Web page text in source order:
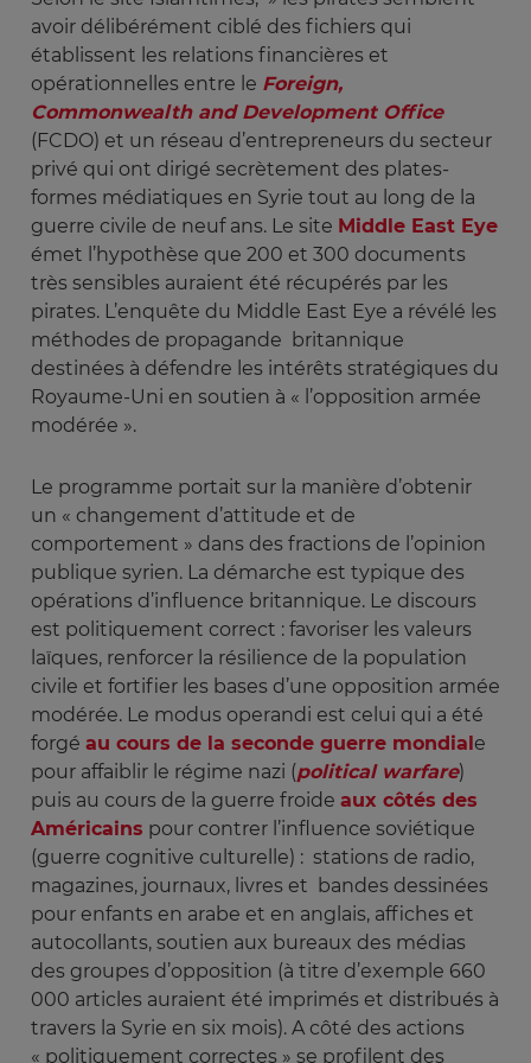
avoir délibérément ciblé des fichiers qui
établissent les relations financières et
opérationnelles entre le Foreign,
Commonwealth and Development Office
(FCDO) et un réseau d’entrepreneurs du secteur
privé qui ont dirigé secrètement des plates-
formes médiatiques en Syrie tout au long de la
guerre civile de neuf ans. Le site Middle East Eye
émet l’hypothèse que 200 et 300 documents
très sensibles auraient été récupérés par les
pirates. L’enquête du Middle East Eye a révélé les
méthodes de propagande britannique
destinées à défendre les intérêts stratégiques du
Royaume-Uni en soutien à « l’opposition armée
modérée ».
Le programme portait sur la manière d’obtenir
un « changement d’attitude et de
comportement » dans des fractions de l’opinion
publique syrien. La démarche est typique des
opérations d’influence britannique. Le discours
est politiquement correct : favoriser les valeurs
laïques, renforcer la résilience de la population
civile et fortifier les bases d’une opposition armée
modérée. Le modus operandi est celui qui a été
forgé au cours de la seconde guerre mondiale
pour affaiblir le régime nazi (political warfare)
puis au cours de la guerre froide aux côtés des
Américains pour contrer l’influence soviétique
(guerre cognitive culturelle) : stations de radio,
magazines, journaux, livres et bandes dessinées
pour enfants en arabe et en anglais, affiches et
autocollants, soutien aux bureaux des médias
des groupes d’opposition (à titre d’exemple 660
000 articles auraient été imprimés et distribués à
travers la Syrie en six mois). A côté des actions
« politiquement correctes » se profilent des